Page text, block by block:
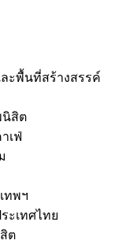
ะพื้นที่สร้างสรรค์
นิสิต
เฟ่
ทพฯ
ะเทศไทย
ต